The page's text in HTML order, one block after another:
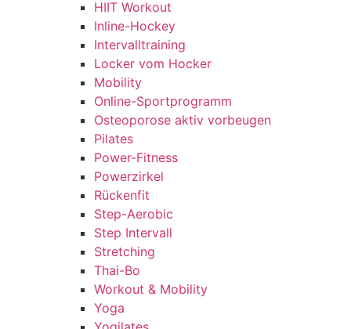
HIIT Workout
Inline-Hockey
Intervalltraining
Locker vom Hocker
Mobility
Online-Sportprogramm
Osteoporose aktiv vorbeugen
Pilates
Power-Fitness
Powerzirkel
Rückenfit
Step-Aerobic
Step Intervall
Stretching
Thai-Bo
Workout & Mobility
Yoga